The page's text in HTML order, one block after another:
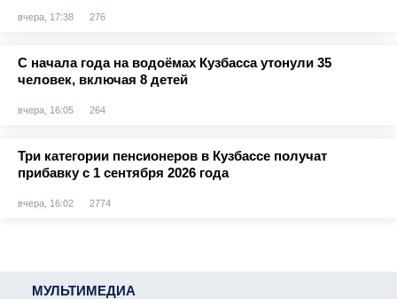
вчера, 17:38 276
С начала года на водоёмах Кузбасса утонули 35
человек, включая 8 детей
вчера, 16:05 264
Три категории пенсионеров в Кузбассе получат
прибавку с 1 сентября 2026 года
вчера, 16:02 2774
МУЛЬТИМЕДИА